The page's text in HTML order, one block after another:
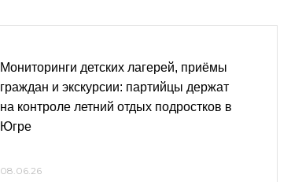
Мониторинги детских лагерей, приёмы
граждан и экскурсии: партийцы держат
на контроле летний отдых подростков в
Югре
08.06.26